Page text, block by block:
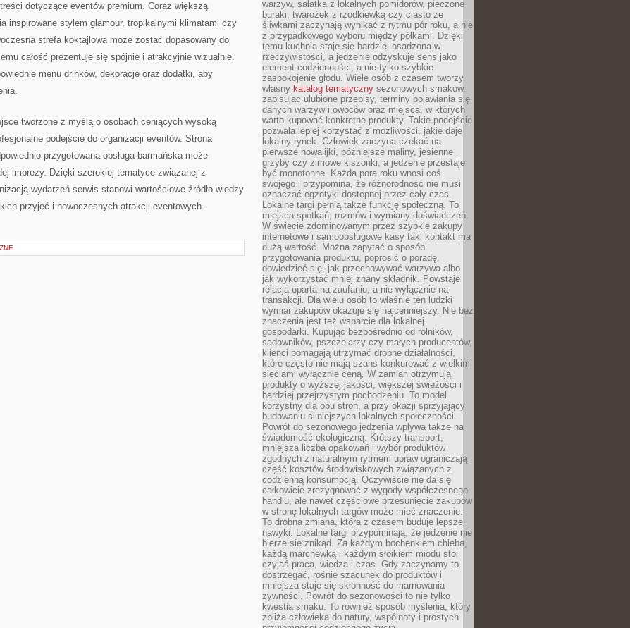
dotyczące eventów premium. Coraz większą
inspirowane stylem glamour, tropikalnymi klimatami czy
strefa koktajlowa może zostać dopasowany do
całość prezentuje się spójnie i atrakcyjnie wizualnie.
menu drinków, dekoracje oraz dodatki, aby
tworzone z myślą o osobach ceniących wysoką
podejście do organizacji eventów. Strona
przygotowana obsługa barmańska może
imprezy. Dzięki szerokiej tematyce związanej z
wydarzeń serwis stanowi wartościowe źródło wiedzy
przyjęć i nowoczesnych atrakcji eventowych.
warzyw, sałatka z lokalnych pomidorów, pieczone
buraki, twarożek z rzodkiewką czy ciasto ze
śliwkami zaczynają wynikać z rytmu pór roku, a nie
z przypadkowego wyboru między półkami. Dzięki
temu kuchnia staje się bardziej osadzona w
rzeczywistości, a jedzenie odzyskuje sens jako
element codzienności, a nie tylko szybkie
zaspokojenie głodu. Wiele osób z czasem tworzy
własny katalog tematyczny sezonowych smaków,
zapisując ulubione przepisy, terminy pojawiania się
danych warzyw i owoców oraz miejsca, w których
warto kupować konkretne produkty. Takie podejście
pozwala lepiej korzystać z możliwości, jakie daje
lokalny rynek. Człowiek zaczyna czekać na
pierwsze nowalijki, późniejsze maliny, jesienne
grzyby czy zimowe kiszonki, a jedzenie przestaje
być monotonne. Każda pora roku wnosi coś
swojego i przypomina, że różnorodność nie musi
oznaczać egzotyki dostępnej przez cały czas.
Lokalne targi pełnią także funkcję społeczną. To
miejsca spotkań, rozmów i wymiany doświadczeń.
W świecie zdominowanym przez szybkie zakupy
internetowe i samoobsługowe kasy taki kontakt ma
dużą wartość. Można zapytać o sposób
przygotowania produktu, poprosić o poradę,
dowiedzieć się, jak przechowywać warzywa albo
jak wykorzystać mniej znany składnik. Powstaje
relacja oparta na zaufaniu, a nie wyłącznie na
transakcji. Dla wielu osób to właśnie ten ludzki
wymiar zakupów okazuje się najcenniejszy. Nie bez
znaczenia jest też wsparcie dla lokalnej
gospodarki. Kupując bezpośrednio od rolników,
sadowników, pszczelarzy czy małych producentów,
klienci pomagają utrzymać drobne działalności,
które często nie mają szans konkurować z wielkimi
sieciami wyłącznie ceną. W zamian otrzymują
produkty o wyższej jakości, większej świeżości i
bardziej przejrzystym pochodzeniu. To model
korzystny dla obu stron, a przy okazji sprzyjający
budowaniu silniejszych lokalnych społeczności.
Powrót do sezonowego jedzenia wpływa także na
świadomość ekologiczną. Krótszy transport,
mniejsza liczba opakowań i wybór produktów
zgodnych z naturalnym rytmem upraw ograniczają
część kosztów środowiskowych związanych z
codzienną konsumpcją. Oczywiście nie da się
całkowicie zrezygnować z wygody współczesnego
handlu, ale nawet częściowe przesunięcie zakupów
w stronę lokalnych targów może mieć znaczenie.
To drobna zmiana, która z czasem buduje lepsze
nawyki. Lokalne targi przypominają, że jedzenie nie
bierze się znikąd. Za każdym bochenkiem chleba,
każdą marchewką i każdym słoikiem miodu stoi
czyjaś praca, wiedza i czas. Gdy zaczynamy to
dostrzegać, rośnie szacunek do produktów i
mniejsza staje się skłonność do marnowania
żywności. Powrót do sezonowości to nie tylko
kwestia smaku. To również sposób myślenia, który
zbliża człowieka do natury, wspólnoty i prostych